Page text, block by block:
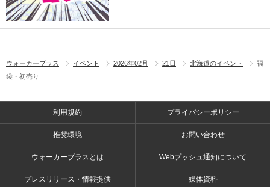
ウォーカープラス イベント 2026年02月 21日 北海道のイベント
福
袋・初売り
利用規約 プライバシーポリシー
推奨環境 お問い合わせ
ウォーカープラスとは Webプッシュ通知について
プレスリリース・情報提供 媒体資料